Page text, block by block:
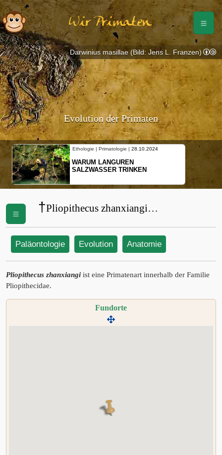
Wir Primaten
Evolution der Primaten
Ethologie | Primatologie | 28.10.2024
WARUM LANGUREN
SALZWASSER TRINKEN
Darwinius masillae (Bild: Jens L. Franzen)
†Pliopithecus zhanxiangi
Paläontologie Evolution Anatomie
Pliopithecus zhanxiangi ist eine Primatenart innerhalb der Familie
Pliopithecidae.
Fundorte